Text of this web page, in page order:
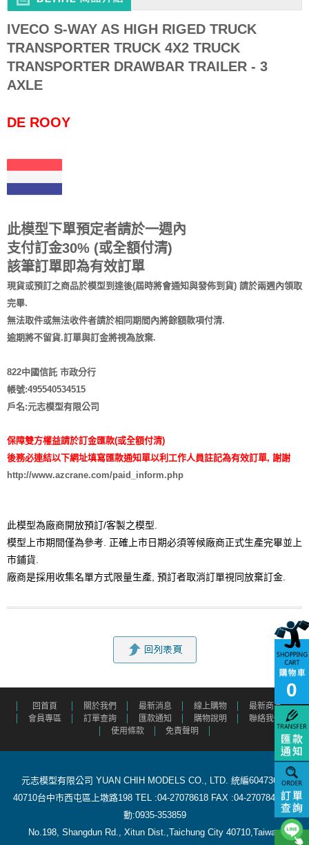
IVECO S-WAY AS HIGH RIGED TRUCK
TRANSPORTER TRUCK 4X2 TRUCK
TRANSPORTER DRAWBAR TRAILER - 3
AXLE
DE ROOY
此模型下單預定者請於一週內
支付訂金30% (或全額付清)
該筆訂單即為有效訂單
現貨或預訂之商品於模型到達後(屆時將會通知與發佈到貨) 請於兩週內領取
完畢.
無法取件或無法收件者請於相同期間內將餘額款項付清.
逾期將不留貨.訂單與訂金將視為放棄.
822中國信託 市政分行
帳號:495540534515
戶名:元志模型有限公司
保障雙方權益請於訂金匯款(或全額付清)
後務必連結以下網址填寫匯款通知單以利工作人員註記為有效訂單, 謝謝
http://www.azcrane.com/paid_inform.php
此模型為廠商開放預訂/客製之模型.
模型上市期間僅為參考. 正確上市日期必須等候廠商正式生產完畢並上
市鋪貨.
廠商是採用收集名單方式限量生產, 預訂者取消訂單視同放棄訂金.
回首頁 關於我們 最新消息 線上購物
最新商品
會員專區
訂單查詢 匯款通知 購物說明
聯絡我們
使用條款
免責聲明
元志模型有限公司 YUAN CHIH MODELS CO., LTD. 統編60473615
40710台中市西屯區上墩路198 TEL :04-27078618 FAX :04-27078488 行
動:0935-353859
​ No.198, Shangdun Rd., Xitun Dist.,Taichung City 40710,Taiwan
0